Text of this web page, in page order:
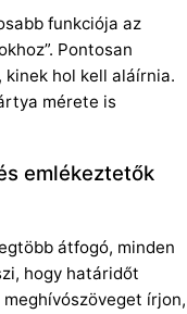
funkciója az
Pontosan
hol kell aláírnia.
mérete is
emlékeztetők
átfogó, minden
hogy határidőt
írjon,